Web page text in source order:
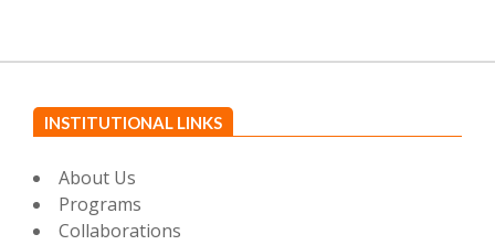
INSTITUTIONAL LINKS
About Us
Programs
Collaborations